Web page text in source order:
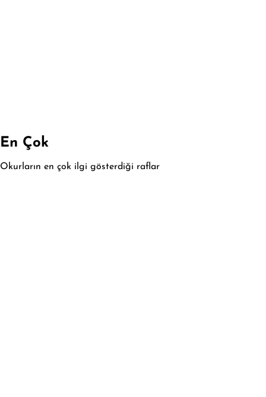
En Çok
Okurların en çok ilgi gösterdiği raflar